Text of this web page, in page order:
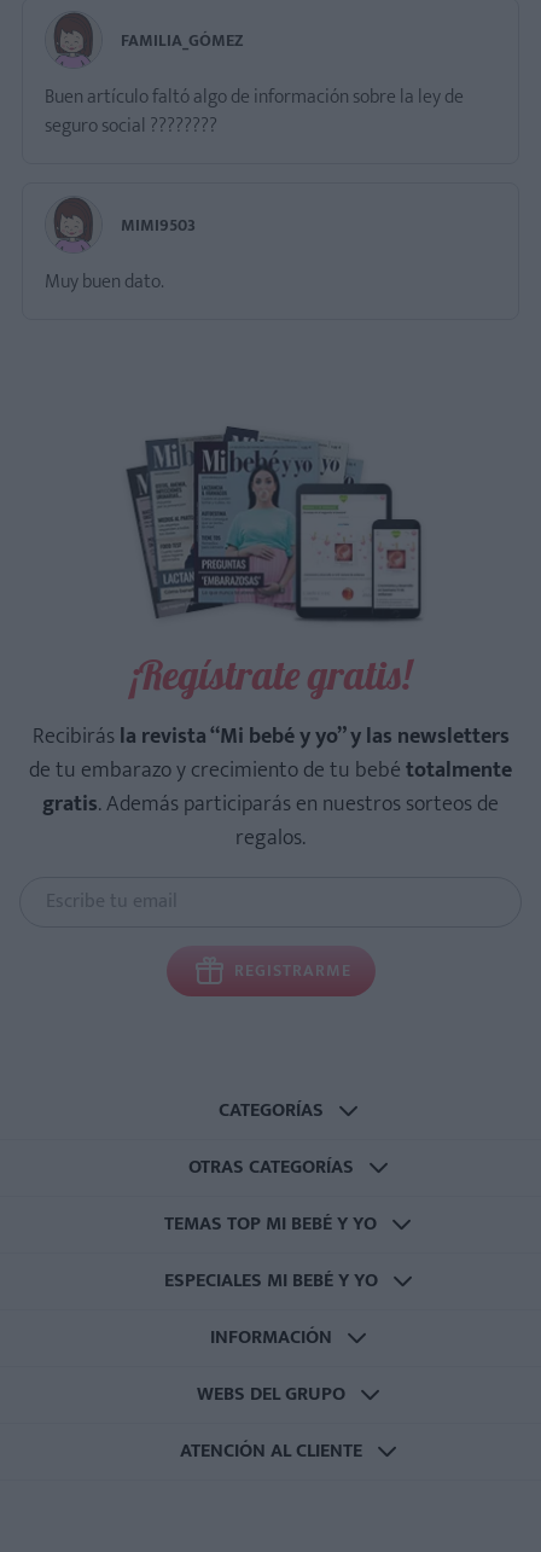
FAMILIA_GÓMEZ
Buen artículo faltó algo de información sobre la ley de
seguro social ????????
MIMI9503
Muy buen dato.
¡Regístrate gratis!
Recibirásla revista “Mi bebé y yo” y las newsletters
de tu embarazo y crecimiento de tu bebétotalmente
gratis. Además participarás en nuestros sorteos de
regalos.
REGISTRARME
CATEGORÍAS
OTRAS CATEGORÍAS
TEMAS TOP MI BEBÉ Y YO
ESPECIALES MI BEBÉ Y YO
INFORMACIÓN
WEBS DEL GRUPO
ATENCIÓN AL CLIENTE